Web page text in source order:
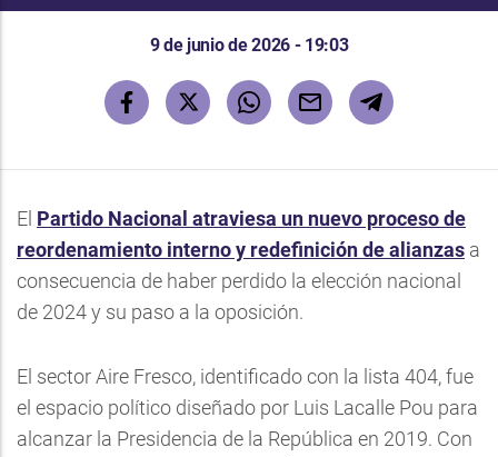
9 de junio de 2026 - 19:03
El Partido Nacional atraviesa un nuevo proceso de
reordenamiento interno y redefinición de alianzas a
consecuencia de haber perdido la elección nacional
de 2024 y su paso a la oposición.
El sector Aire Fresco, identificado con la lista 404, fue
el espacio político diseñado por Luis Lacalle Pou para
alcanzar la Presidencia de la República en 2019. Con